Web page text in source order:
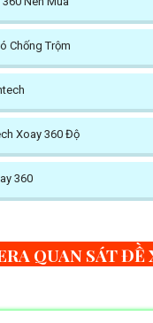
Chống Trộm
Xoay 360 Độ
360
QUAN SÁT ĐỀ